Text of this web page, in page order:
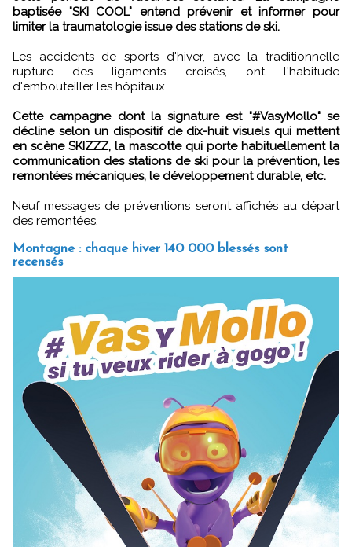
baptisée "SKI COOL" entend prévenir et informer pour
limiter la traumatologie issue des stations de ski.
Les accidents de sports d'hiver, avec la traditionnelle
rupture des ligaments croisés, ont l'habitude
d'embouteiller les hôpitaux.
Cette campagne dont la signature est "#VasyMollo" se
décline selon un dispositif de dix-huit visuels qui mettent
en scène SKIZZZ, la mascotte qui porte habituellement la
communication des stations de ski pour la prévention, les
remontées mécaniques, le développement durable, etc.
Neuf messages de préventions seront affichés au départ
des remontées.
Montagne : chaque hiver 140 000 blessés sont
recensés